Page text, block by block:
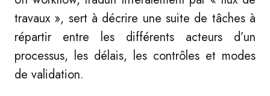
travaux », sert à décrire une suite de tâches à
répartir entre les différents acteurs d’un
processus, les délais, les contrôles et modes
de validation.